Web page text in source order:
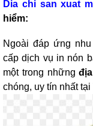
Dia chi san xuat
hiểm:
Ngoài đáp ứng
cấp dịch vụ in nón
một trong những
chóng, uy tín nhất